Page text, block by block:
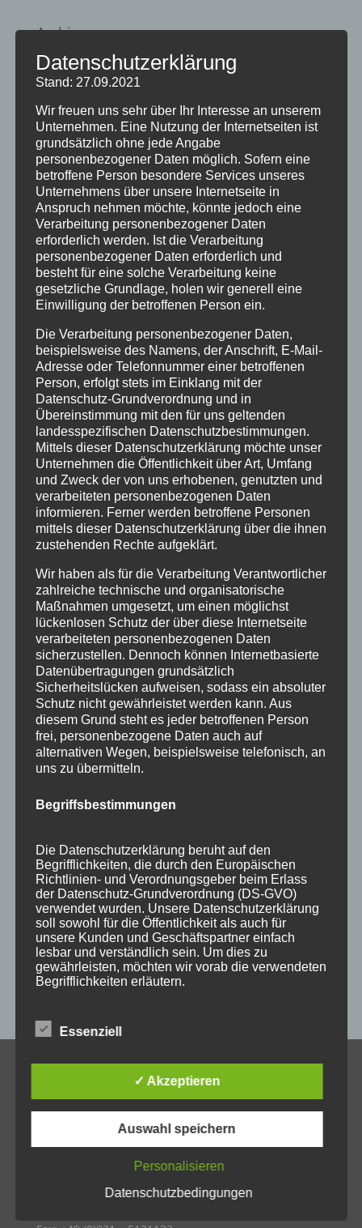
Archiv
April 2023
Januar 2021
Juli 2020
März 2018
Dezember 2017
März 2017
November 2016
August 2016
Juli 2016
Mai 2016
März 2016
Februar 2016
Januar 2016
November 2015
September 2015
August 2015
Juli 2015
Juni 2015
Schlagworte
allgäu Allgäuer Festwoche allgäuer holzschilder
angebote aus holz ausstellung bayern echtholz
einzelanfertigungen firmenschilder gelasert
geschenk geschenkartikel geschenkidee
holz holzartikel holzbearbeitung
holzgeschenke holzpostkarten
kempten laser lasergravur lasergravuren messe
messestand post schild schilder schilder aus holz
sulzberg weihnachten weihnachtsgeschenke
weihnachtsmarkt werbeartikel werbemittel
werbeschilder werbung _horizontal
Inh. Jörg Schmid
Steile Str. 6
Tel.: +49 (0)831 – 2540314
Datenschutzerklärung
Stand: 27.09.2021
Wir freuen uns sehr über Ihr Interesse an unserem
Unternehmen. Eine Nutzung der Internetseiten ist
grundsätzlich ohne jede Angabe
personenbezogener Daten möglich. Sofern eine
betroffene Person besondere Services unseres
Unternehmens über unsere Internetseite in
Anspruch nehmen möchte, könnte jedoch eine
Verarbeitung personenbezogener Daten
erforderlich werden. Ist die Verarbeitung
personenbezogener Daten erforderlich und
besteht für eine solche Verarbeitung keine
gesetzliche Grundlage, holen wir generell eine
Einwilligung der betroffenen Person ein.
Die Verarbeitung personenbezogener Daten,
beispielsweise des Namens, der Anschrift, E-Mail-
Adresse oder Telefonnummer einer betroffenen
Person, erfolgt stets im Einklang mit der
Datenschutz-Grundverordnung und in
Übereinstimmung mit den für uns geltenden
landesspezifischen Datenschutzbestimmungen.
Mittels dieser Datenschutzerklärung möchte unser
Unternehmen die Öffentlichkeit über Art, Umfang
und Zweck der von uns erhobenen, genutzten und
verarbeiteten personenbezogenen Daten
informieren. Ferner werden betroffene Personen
mittels dieser Datenschutzerklärung über die ihnen
zustehenden Rechte aufgeklärt.
Wir haben als für die Verarbeitung Verantwortlicher
zahlreiche technische und organisatorische
Maßnahmen umgesetzt, um einen möglichst
lückenlosen Schutz der über diese Internetseite
verarbeiteten personenbezogenen Daten
sicherzustellen. Dennoch können Internetbasierte
Datenübertragungen grundsätzlich
Sicherheitslücken aufweisen, sodass ein absoluter
Schutz nicht gewährleistet werden kann. Aus
diesem Grund steht es jeder betroffenen Person
frei, personenbezogene Daten auch auf
alternativen Wegen, beispielsweise telefonisch, an
uns zu übermitteln.
Begriffsbestimmungen
Die Datenschutzerklärung beruht auf den
Begrifflichkeiten, die durch den Europäischen
Richtlinien- und Verordnungsgeber beim Erlass
der Datenschutz-Grundverordnung (DS-GVO)
verwendet wurden. Unsere Datenschutzerklärung
soll sowohl für die Öffentlichkeit als auch für
unsere Kunden und Geschäftspartner einfach
lesbar und verständlich sein. Um dies zu
gewährleisten, möchten wir vorab die verwendeten
Begrifflichkeiten erläutern.
unter anderem die folgenden Begriffe:
a) personenbezogene Daten
Personenbezogene Daten sind alle Informationen,
die sich auf eine identifizierte oder identifizierbare
natürliche Person (im Folgenden „betroffene
natürliche Person angesehen, die direkt oder
Kennung wie einem Namen, zu einer
Essenziell
✓ Akzeptieren
Auswahl speichern
Personalisieren
Datenschutzbedingungen